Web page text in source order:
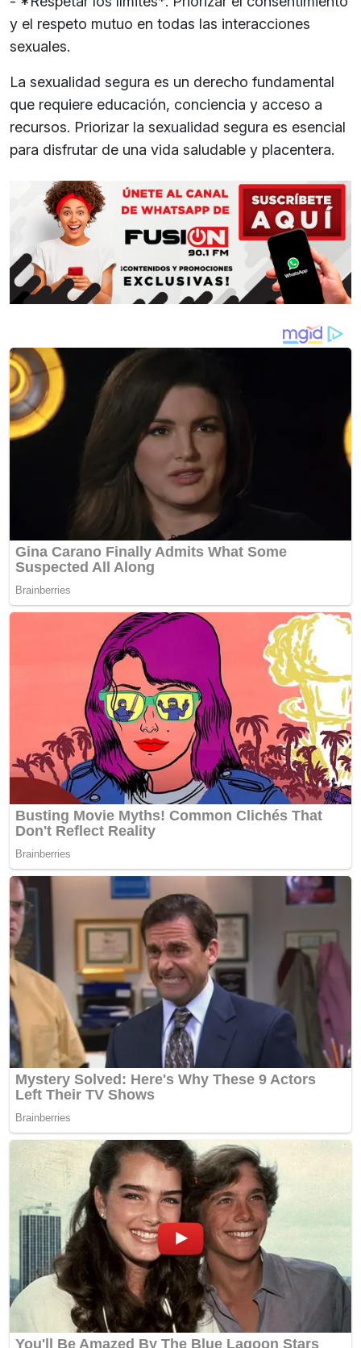
y el respeto mutuo en todas las interacciones
sexuales.
La sexualidad segura es un derecho fundamental
que requiere educación, conciencia y acceso a
recursos. Priorizar la sexualidad segura es esencial
para disfrutar de una vida saludable y placentera.